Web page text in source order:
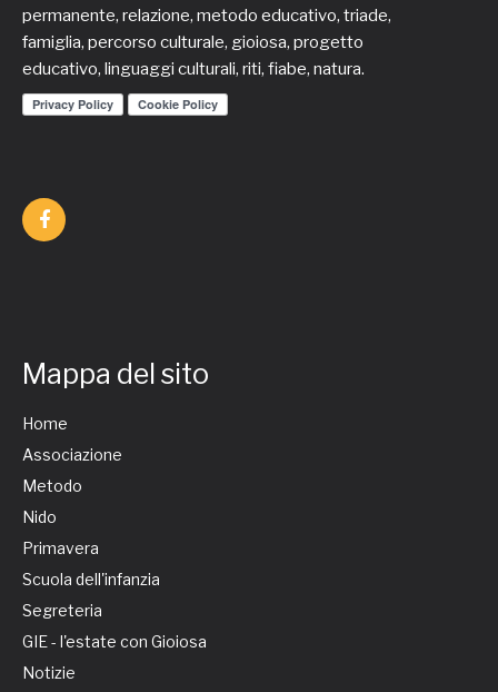
permanente, relazione, metodo educativo, triade,
famiglia, percorso culturale, gioiosa, progetto
educativo, linguaggi culturali, riti, fiabe, natura.
Mappa del sito
Home
Associazione
Metodo
Nido
Primavera
Scuola dell'infanzia
Segreteria
GIE - l'estate con Gioiosa
Notizie